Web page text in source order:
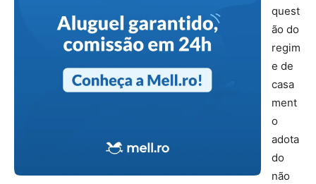
quest
ão do
regim
e de
casa
ment
o
adota
do
não